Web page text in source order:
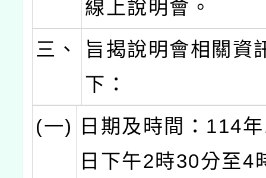
線上說明會。
三、
旨揭說明會相關資
下：
(一)
日期及時間：114
日下午2時30分至4